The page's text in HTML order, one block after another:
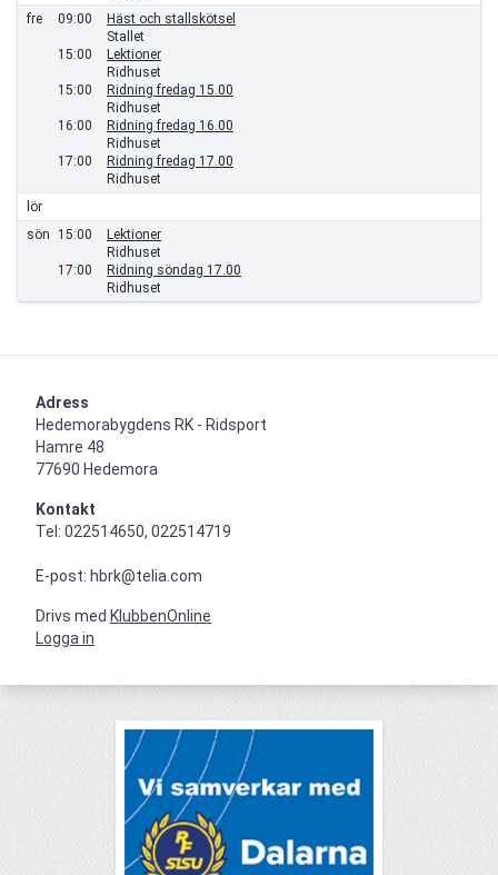
fre
09:00
Häst och stallskötsel
Stallet
15:00
Lektioner
Ridhuset
15:00
Ridning fredag 15.00
Ridhuset
16:00
Ridning fredag 16.00
Ridhuset
17:00
Ridning fredag 17.00
Ridhuset
lör
sön
15:00
Lektioner
Ridhuset
17:00
Ridning söndag 17.00
Ridhuset
Adress
Hedemorabygdens RK - Ridsport
Hamre 48
77690 Hedemora
Kontakt
Tel: 022514650, 022514719
E-post: hbrk@telia.com
Drivs med KlubbenOnline
Logga in